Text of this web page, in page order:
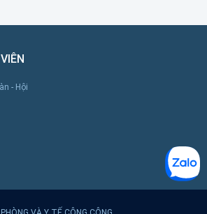
- Hội